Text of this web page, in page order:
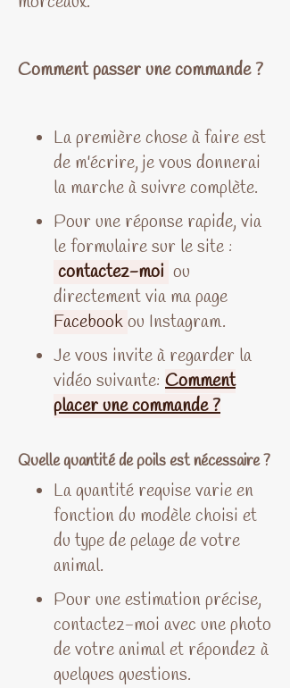
Comment passer une commande ?
La première chose à faire est
de m'écrire, je vous donnerai
la marche à suivre complète.
Pour une réponse rapide, via
le formulaire sur le site :
contactez-moi ou
directement via ma page
Facebookou Instagram.
Je vous invite à regarder la
vidéo suivante: Comment
placer une commande ?
Quelle quantité de poils est nécessaire ?
La quantité requise varie en
fonction du modèle choisi et
du type de pelage de votre
animal.
Pour une estimation précise,
contactez-moi avec une photo
de votre animal et répondez à
quelques questions.